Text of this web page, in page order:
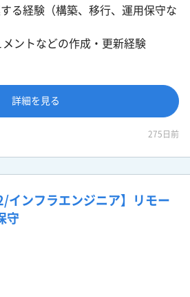
る経験（構築、移行、運用保守な
メントなどの作成・更新経験
詳細を見る
275日前
インフラエンジニア】リモー
守